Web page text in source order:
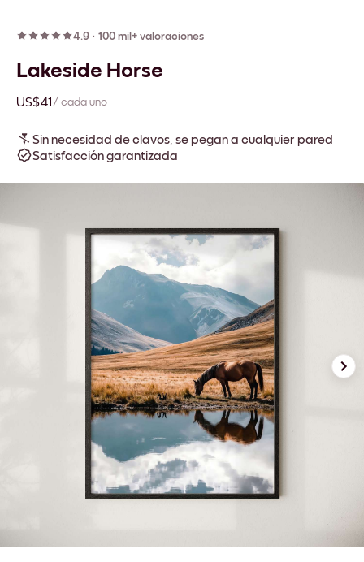
4.9 · 100 mil+ valoraciones
Lakeside Horse
US$41 / cada uno
Sin necesidad de clavos, se pegan a cualquier pared
Satisfacción garantizada